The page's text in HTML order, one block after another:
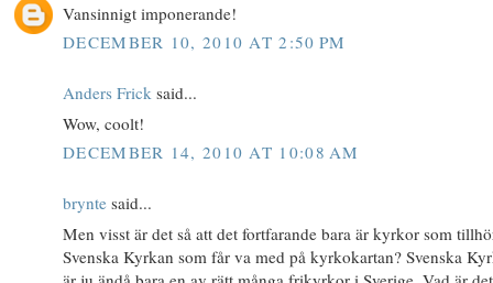
Vansinnigt imponerande!
DECEMBER 10, 2010 AT 2:50 PM
Anders Frick said...
Wow, coolt!
DECEMBER 14, 2010 AT 10:08 AM
brynte said...
Men visst är det så att det fortfarande bara är kyrkor som
Svenska Kyrkan som får va med på kyrkokartan? Svenska